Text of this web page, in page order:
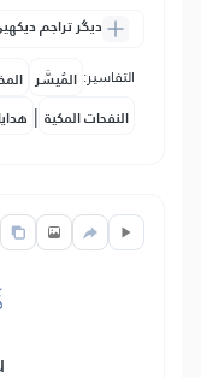
دیگر تراجم
التفاسير: المُيسَّر
النفحات المكية |